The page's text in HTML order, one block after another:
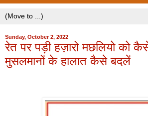
Sunday, October 2, 2022
रेत पर पड़ी हज़ारो मछलियो को
मुसलमानों के हालात कैसे बदलें